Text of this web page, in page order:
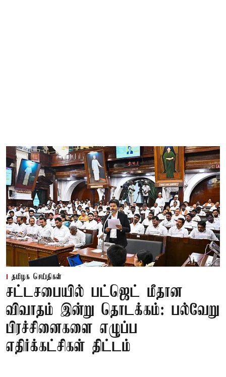
தமிழக செய்திகள்
சட்டசபையில் பட்ஜெட் மீதான
விவாதம் இன்று தொடக்கம்: பல்வேறு
பிரச்சினைகளை எழுப்ப
எதிர்க்கட்சிகள் திட்டம்